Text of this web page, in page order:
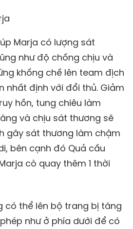
Marja có lượng sát
như độ chống chịu và
khống chế lên team địch
nhất định với đổi thủ. Giảm
hồn, tung chiêu làm
và chịu sát thương sẽ
gây sát thương làm chậm
bên cạnh đó Quả cầu
cò quay thêm 1 thời
có thể lên bộ trang bị tăng
như ở phía dưới để có